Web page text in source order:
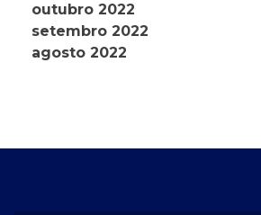
outubro 2022
setembro 2022
agosto 2022